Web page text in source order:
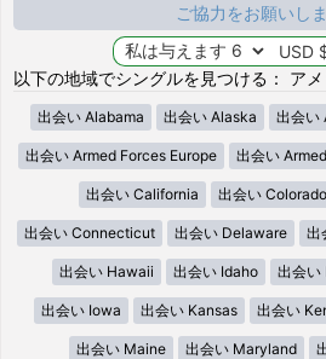
ご協力をお願いし
以下の地域でシングルを見つける： アメ
出会い Alabama 出会い Alaska 出会い
出会い Armed Forces Europe 出会い
出会い California 出会い Colorado
出会い Connecticut 出会い Delaware 出
出会い Hawaii 出会い Idaho 出会い
出会い Iowa 出会い Kansas 出会い
出会い Maine 出会い Maryland